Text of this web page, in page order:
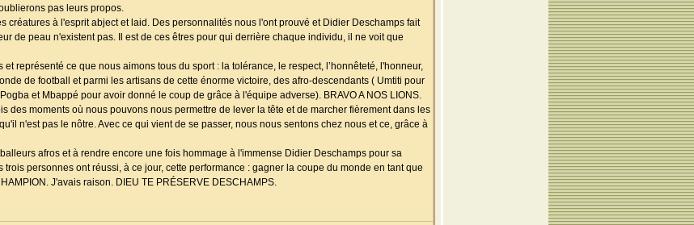
pas leurs propos.
créatures à l'esprit abject et laid. Des personnalités nous l'ont prouvé et Didier Deschamps fait
de peau n'existent pas. Il est de ces êtres pour qui derrière chaque individu, il ne voit que
représenté ce que nous aimons tous du sport : la tolérance, le respect, l’honnêteté, l'honneur,
de football et parmi les artisans de cette énorme victoire, des afro-descendants ( Umtiti pour
et Mbappé pour avoir donné le coup de grâce à l'équipe adverse). BRAVO A NOS LIONS.
des moments où nous pouvons nous permettre de lever la tête et de marcher fièrement dans les
n'est pas le nôtre. Avec ce qui vient de se passer, nous nous sentons chez nous et ce, grâce à
afros et à rendre encore une fois hommage à l'immense Didier Deschamps pour sa
personnes ont réussi, à ce jour, cette performance : gagner la coupe du monde en tant que
J'avais raison. DIEU TE PRÉSERVE DESCHAMPS.